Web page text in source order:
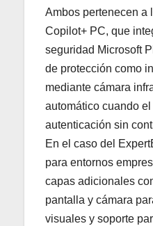
Ambos pertenecen a
Copilot+ PC, que
seguridad Microsoft
de protección como
mediante cámara
automático cuando
autenticación sin
En el caso del
para entornos
capas adicionales
pantalla y cámara
visuales y soporte